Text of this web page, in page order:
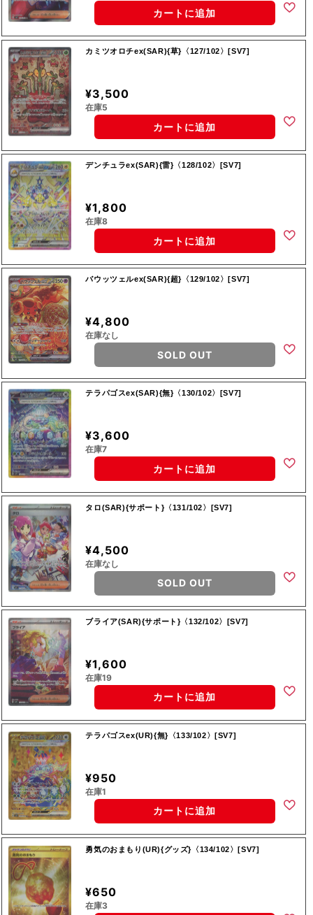
カートに追加
カミツオロチex(SAR){草}〈127/102〉[SV7]
¥3,500
在庫5
カートに追加
デンチュラex(SAR){雷}〈128/102〉[SV7]
¥1,800
在庫8
カートに追加
バウッツェルex(SAR){超}〈129/102〉[SV7]
¥4,800
在庫なし
SOLD OUT
テラパゴスex(SAR){無}〈130/102〉[SV7]
¥3,600
在庫7
カートに追加
タロ(SAR){サポート}〈131/102〉[SV7]
¥4,500
在庫なし
SOLD OUT
ブライア(SAR){サポート}〈132/102〉[SV7]
¥1,600
在庫19
カートに追加
テラパゴスex(UR){無}〈133/102〉[SV7]
¥950
在庫1
カートに追加
勇気のおまもり(UR){グッズ}〈134/102〉[SV7]
¥650
在庫3